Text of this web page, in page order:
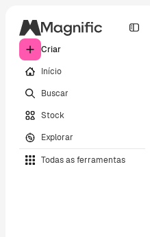
Criar
Início
Buscar
Stock
Explorar
Todas as ferramentas